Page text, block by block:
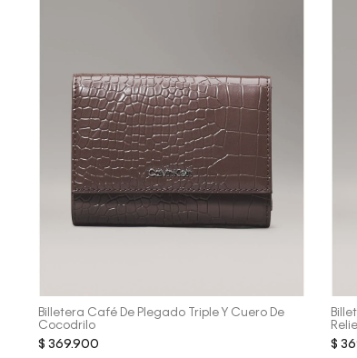
Billetera Café De Plegado Triple Y Cuero De
Cocodrilo
$ 369.900
$